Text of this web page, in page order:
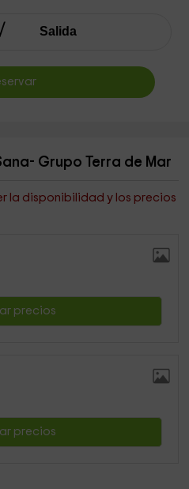
Grupo Terra de Mar
la disponibilidad y los precios
precios
precios